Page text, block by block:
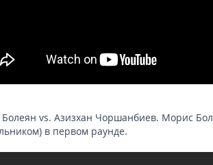
vs. Азизхан Чоршанбиев. Морис
в первом раунде.